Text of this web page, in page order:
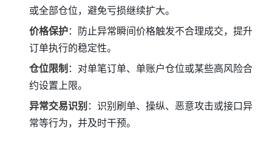
或全部仓位，避免亏损继续扩大。
价格保护：防止异常瞬间价格触发不合理成交，提升
订单执行的稳定性。
仓位限制 ：对单笔订单、单账户仓位或某些高风险合
约设置上限。
异常交易识别 ：识别刷单、操纵、恶意攻击或接口异
常等行为，并及时干预。